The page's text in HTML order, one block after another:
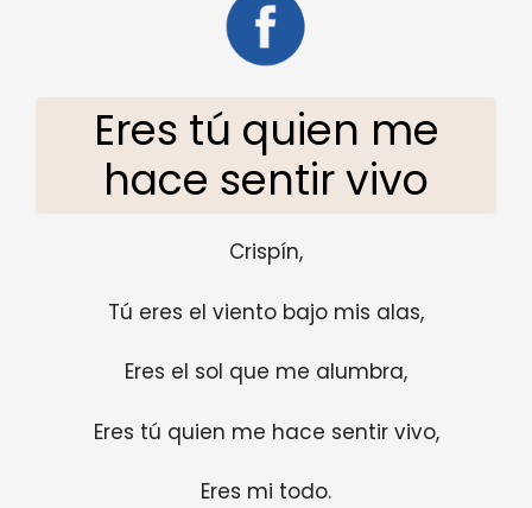
Eres tú quien me
hace sentir vivo
Crispín,
Tú eres el viento bajo mis alas,
Eres el sol que me alumbra,
Eres tú quien me hace sentir vivo,
Eres mi todo.